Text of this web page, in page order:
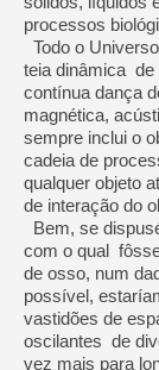
processos
Todo o
teia dinâmica de
contínua dança
magnética,
sempre inclui o
cadeia de
qualquer objeto
de interação do
Bem, se
com o qual
de osso, num
possível,
vastidões de
oscilantes de
vez mais para